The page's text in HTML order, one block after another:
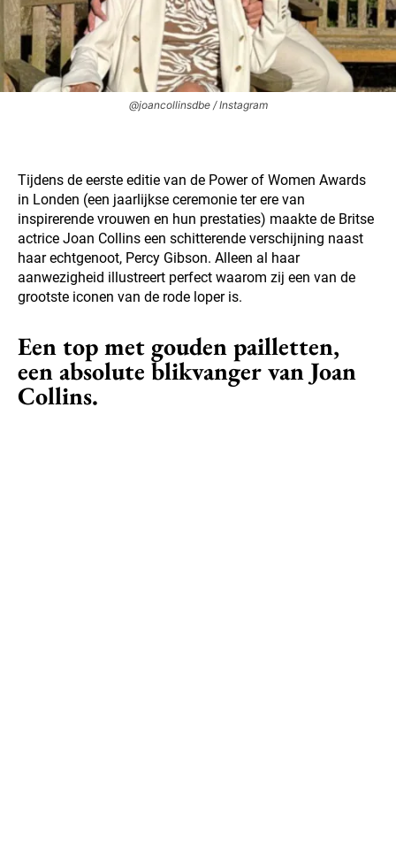
@joancollinsdbe / Instagram
Tijdens de eerste editie van de Power of Women Awards
in Londen (een jaarlijkse ceremonie ter ere van
inspirerende vrouwen en hun prestaties) maakte de Britse
actrice Joan Collins een schitterende verschijning naast
haar echtgenoot, Percy Gibson. Alleen al haar
aanwezigheid illustreert perfect waarom zij een van de
grootste iconen van de rode loper is.
Een top met gouden pailletten,
een absolute blikvanger van Joan
Collins.